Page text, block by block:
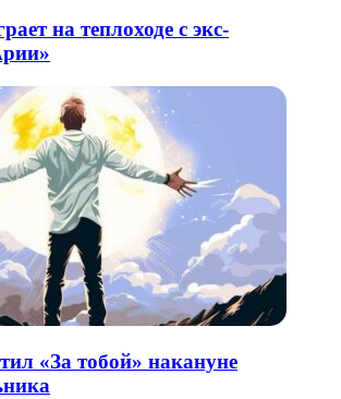
на теплоходе с экс-
«За тобой» накануне